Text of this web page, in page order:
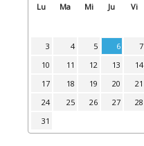
Lu Ma Mi Ju Vi
3
4 5 6 7
10
11 12 13 14
17
18 19 20 21
24
25 26 27 28
31